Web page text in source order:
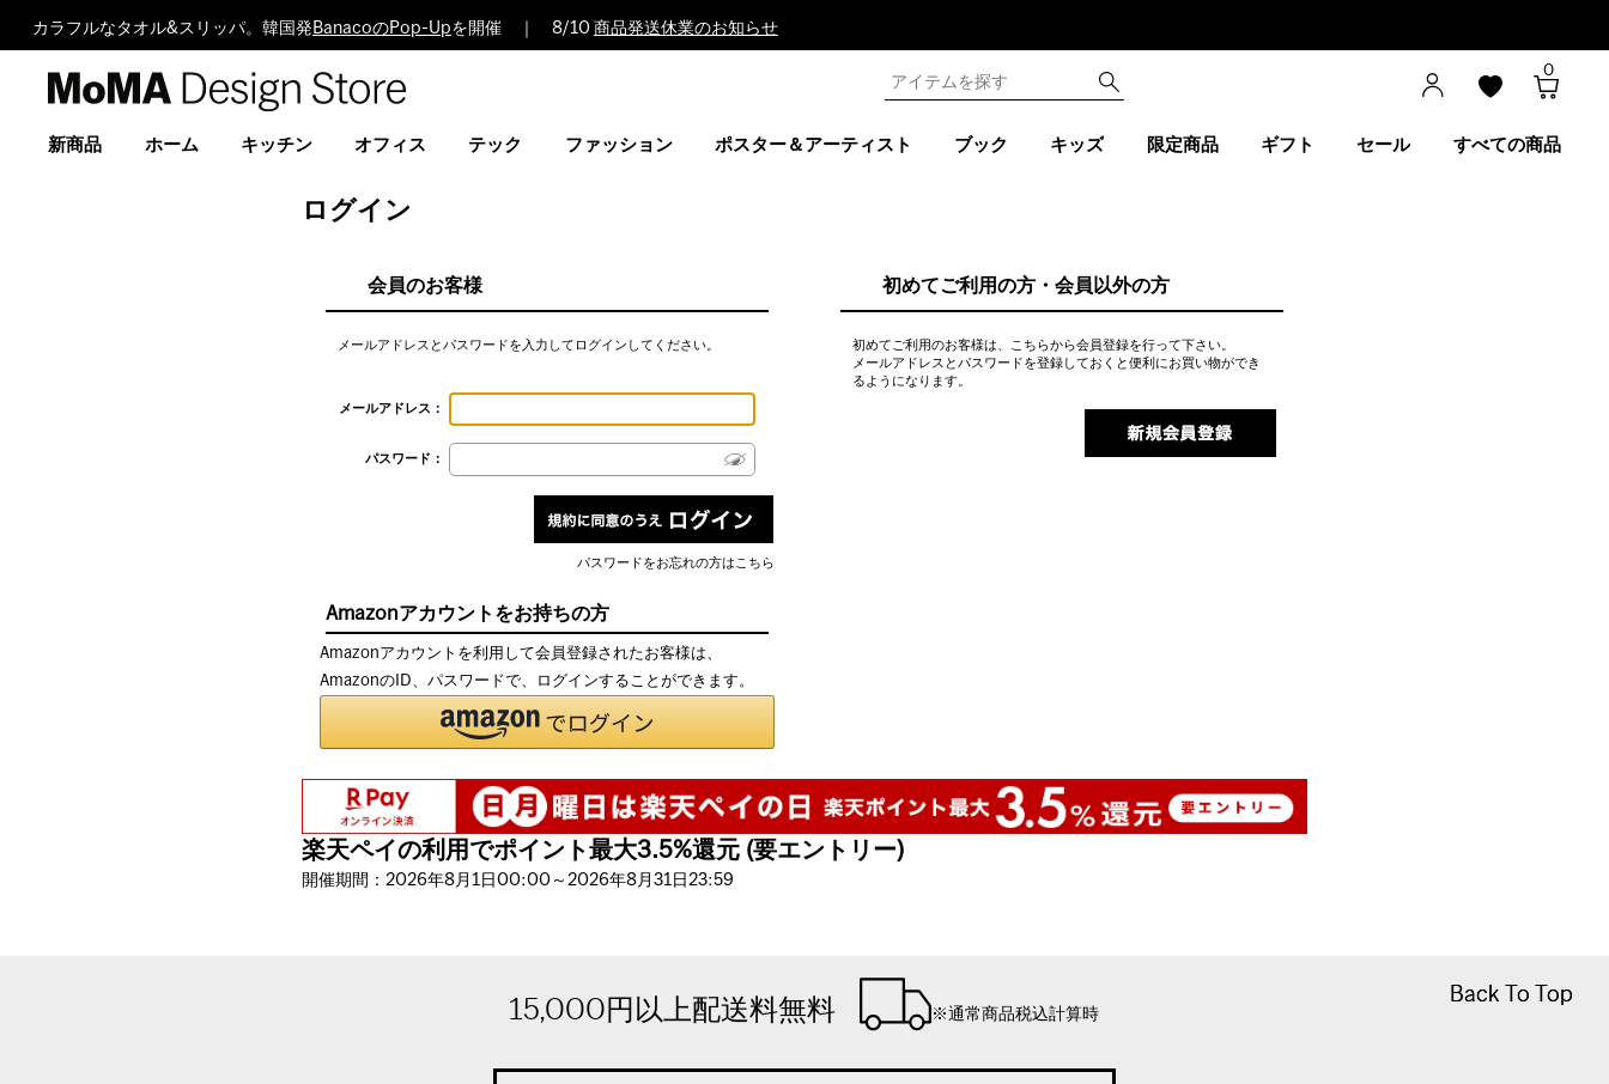
カラフルなタオル&スリッパ。韓国発 BanacoのPop-Upを開催 ｜ 8/10 商品発送休業のお知らせ
Design
0
新商品 ホーム キッチン オフィス テック ファッション ポスター＆アーティスト ブック キッズ 限定商品 ギフト セール すべての商品
ログイン
会員のお客様
メールアドレスとパスワードを入力してログインしてください。
メールアドレス：
パスワード：
パスワードをお忘れの方はこちら
初めてご利用の方・会員以外の方
初めてご利用のお客様は、こちらから会員登録を行って下さい。
メールアドレスとパスワードを登録しておくと便利にお買い物ができ
るようになります。
Amazonアカウントをお持ちの方
Amazonアカウントを利用して会員登録されたお客様は、
AmazonのID、パスワードで、ログインすることができます。
楽天ペイの利用でポイント最大3.5%還元 (要エントリー)
開催期間：2026年8月1日00:00～2026年8月31日23:59
Back To Top
Back To Top
15,000円以上配送料無料 ※通常商品税込計算時